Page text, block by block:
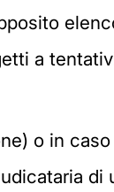
a
o in
di